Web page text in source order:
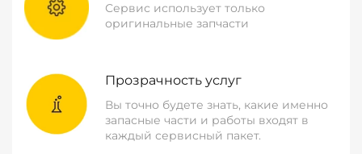
Сервис использует только
оригинальные запчасти
Прозрачность услуг
Вы точно будете знать, какие именно
запасные части и работы входят в
каждый сервисный пакет.